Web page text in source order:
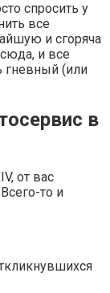
спросить у
все
и сгоряча
и все
гневный (или
в
от вас
то и